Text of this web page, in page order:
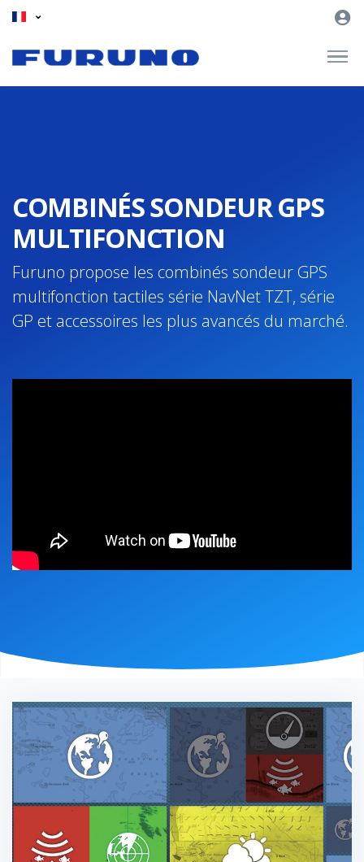
COMBINÉS SONDEUR GPS
MULTIFONCTION
Furuno propose les combinés sondeur GPS
multifonction tactiles série NavNet TZT, série
GP et accessoires les plus avancés du marché.